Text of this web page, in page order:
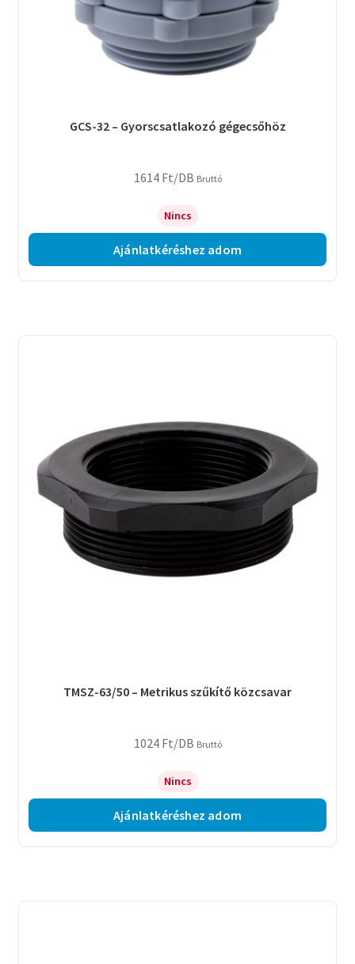
GCS-32 – Gyorscsatlakozó gégecsőhöz
1614 Ft/DB Bruttó
Nincs
Ajánlatkéréshez adom
TMSZ-63/50 – Metrikus szűkítő közcsavar
1024 Ft/DB Bruttó
Nincs
Ajánlatkéréshez adom